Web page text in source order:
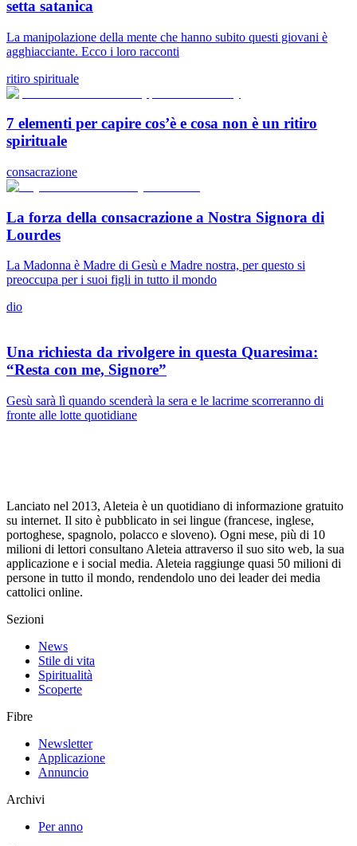
setta satanica
La manipolazione della mente che hanno subito questi giovani è
agghiacciante. Ecco i loro racconti
ritiro spirituale
7 elementi per capire cos’è e cosa non è un ritiro
spirituale
consacrazione
La forza della consacrazione a Nostra Signora di
Lourdes
La Madonna è Madre di Gesù e Madre nostra, per questo si
preoccupa per i suoi figli in tutto il mondo
dio
Una richiesta da rivolgere in questa Quaresima:
“Resta con me, Signore”
Gesù sarà lì quando scenderà la sera e le lacrime scorreranno di
fronte alle lotte quotidiane
Lanciato nel 2013, Aleteia è un quotidiano di informazione gratuito
su internet. Il sito è pubblicato in sei lingue (francese, inglese,
portoghese, spagnolo, polacco e sloveno). Ogni mese, più di 10
milioni di lettori consultano Aleteia attraverso il suo sito web, la sua
applicazione e i social media. Aleteia raggiunge quasi 50 milioni di
persone in tutto il mondo, rendendolo uno dei leader dei media
cattolici online.
Sezioni
News
Stile di vita
Spiritualità
Scoperte
Fibre
Newsletter
Applicazione
Annuncio
Archivi
Per anno